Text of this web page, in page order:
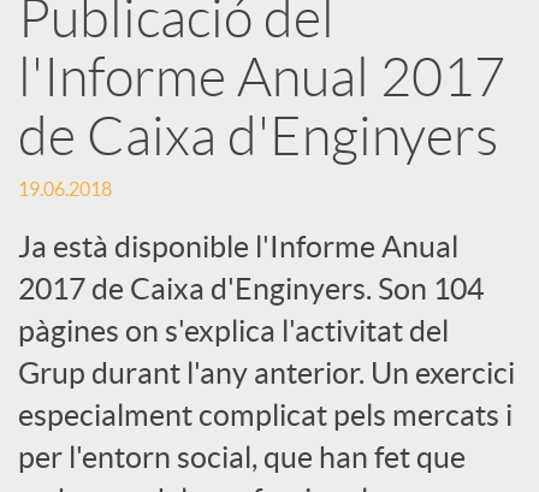
b
l
i
c
a
d
Publicació del
l'Informe Anual 2017
de Caixa d'Enginyers
19.06.2018
Ja està disponible l'Informe Anual
2017 de Caixa d'Enginyers. Son 104
pàgines on s'explica l'activitat del
Grup durant l'any anterior. Un exercici
especialment complicat pels mercats i
per l'entorn social, que han fet que